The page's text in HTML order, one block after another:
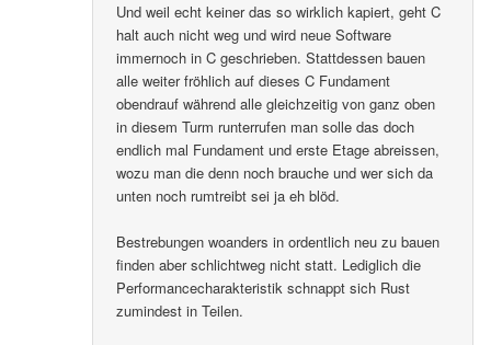
Und weil echt keiner das so wirklich kapiert, geht C
halt auch nicht weg und wird neue Software
immernoch in C geschrieben. Stattdessen bauen
alle weiter fröhlich auf dieses C Fundament
obendrauf während alle gleichzeitig von ganz oben
in diesem Turm runterrufen man solle das doch
endlich mal Fundament und erste Etage abreissen,
wozu man die denn noch brauche und wer sich da
unten noch rumtreibt sei ja eh blöd.
Bestrebungen woanders in ordentlich neu zu bauen
finden aber schlichtweg nicht statt. Lediglich die
Performancecharakteristik schnappt sich Rust
zumindest in Teilen.